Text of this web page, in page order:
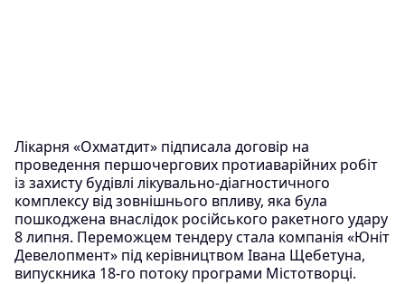
Лікарня «Охматдит» підписала договір на
проведення першочергових протиаварійних робіт
із захисту будівлі лікувально-діагностичного
комплексу від зовнішнього впливу, яка була
пошкоджена внаслідок російського ракетного удару
8 липня. Переможцем тендеру стала компанія «Юніт
Девелопмент» під керівництвом Івана Щебетуна,
випускника 18-го потоку програми Містотворці.